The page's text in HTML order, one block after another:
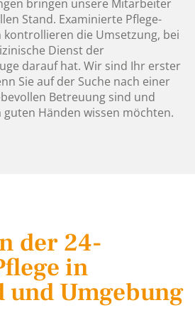
bringen unsere Mitarbeiter
Stand. Examinierte Pflege-
kontrollieren die Umsetzung, bei
Dienst der
darauf hat. Wir sind Ihr erster
Sie auf der Suche nach einer
Betreuung sind und
Händen wissen möchten.
der 24-
in
und Umgebung